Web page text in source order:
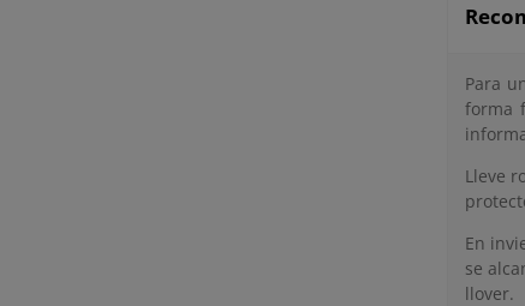
Para
forma
Lleve
En
se
llover.